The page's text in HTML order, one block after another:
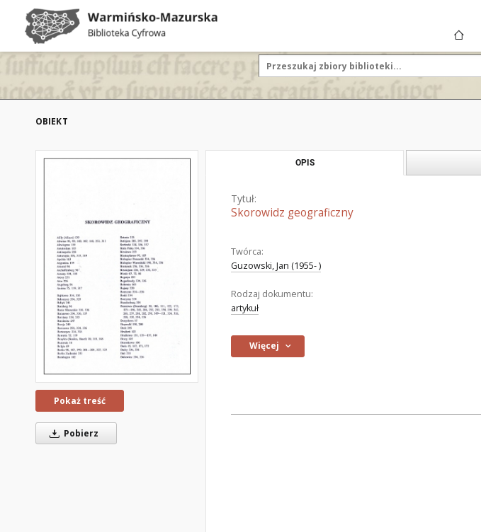
OBIEKT
Pokaż treść
Pobierz
OPIS
Tytuł:
Skorowidz geograficzny
Twórca:
Guzowski, Jan (1955- )
Rodzaj dokumentu:
artykuł
Więcej